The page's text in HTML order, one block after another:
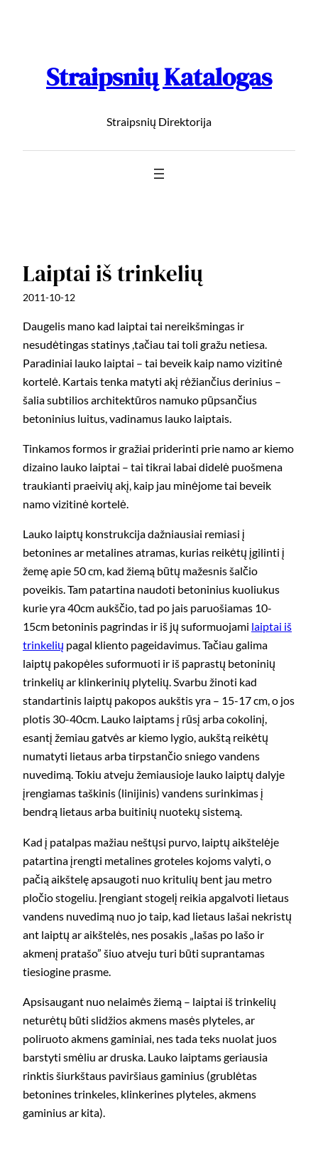
Straipsnių Katalogas
Straipsnių Direktorija
Laiptai iš trinkelių
2011-10-12
Daugelis mano kad laiptai tai nereikšmingas ir
nesudėtingas statinys ,tačiau tai toli gražu netiesa.
Paradiniai lauko laiptai – tai beveik kaip namo vizitinė
kortelė. Kartais tenka matyti akį rėžiančius derinius –
šalia subtilios architektūros namuko pūpsančius
betoninius luitus, vadinamus lauko laiptais.
Tinkamos formos ir gražiai priderinti prie namo ar kiemo
dizaino lauko laiptai – tai tikrai labai didelė puošmena
traukianti praeivių akį, kaip jau minėjome tai beveik
namo vizitinė kortelė.
Lauko laiptų konstrukcija dažniausiai remiasi į
betonines ar metalines atramas, kurias reikėtų įgilinti į
žemę apie 50 cm, kad žiemą būtų mažesnis šalčio
poveikis. Tam patartina naudoti betoninius kuoliukus
kurie yra 40cm aukščio, tad po jais paruošiamas 10-
15cm betoninis pagrindas ir iš jų suformuojami laiptai iš
trinkelių pagal kliento pageidavimus. Tačiau galima
laiptų pakopėles suformuoti ir iš paprastų betoninių
trinkelių ar klinkerinių plytelių. Svarbu žinoti kad
standartinis laiptų pakopos aukštis yra – 15-17 cm, o jos
plotis 30-40cm. Lauko laiptams į rūsį arba cokolinį,
esantį žemiau gatvės ar kiemo lygio, aukštą reikėtų
numatyti lietaus arba tirpstančio sniego vandens
nuvedimą. Tokiu atveju žemiausioje lauko laiptų dalyje
įrengiamas taškinis (linijinis) vandens surinkimas į
bendrą lietaus arba buitinių nuotekų sistemą.
Kad į patalpas mažiau neštųsi purvo, laiptų aikštelėje
patartina įrengti metalines groteles kojoms valyti, o
pačią aikštelę apsaugoti nuo kritulių bent jau metro
pločio stogeliu. Įrengiant stogelį reikia apgalvoti lietaus
vandens nuvedimą nuo jo taip, kad lietaus lašai nekristų
ant laiptų ar aikštelės, nes posakis „lašas po lašo ir
akmenį pratašo” šiuo atveju turi būti suprantamas
tiesiogine prasme.
Apsisaugant nuo nelaimės žiemą – laiptai iš trinkelių
neturėtų būti slidžios akmens masės plyteles, ar
poliruoto akmens gaminiai, nes tada teks nuolat juos
barstyti smėliu ar druska. Lauko laiptams geriausia
rinktis šiurkštaus paviršiaus gaminius (grublėtas
betonines trinkeles, klinkerines plyteles, akmens
gaminius ar kita).